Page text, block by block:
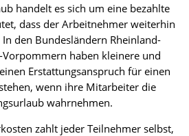
handelt es sich um eine bezahlte
dass der Arbeitnehmer weiterhin
den Bundesländern Rheinland-
haben kleinere und
Erstattungsanspruch für einen
wenn ihre Mitarbeiter die
wahrnehmen.
zahlt jeder Teilnehmer selbst,